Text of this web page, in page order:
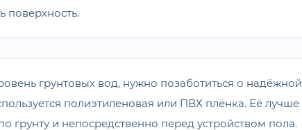
поверхность.
грунтовых вод, нужно позаботиться о надёжной
полиэтиленовая или ПВХ плёнка. Её лучше
грунту и непосредственно перед устройством пола.